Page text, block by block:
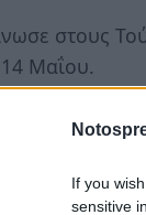
If you
sensitive
στους
Μαΐου.
και
ακριβή